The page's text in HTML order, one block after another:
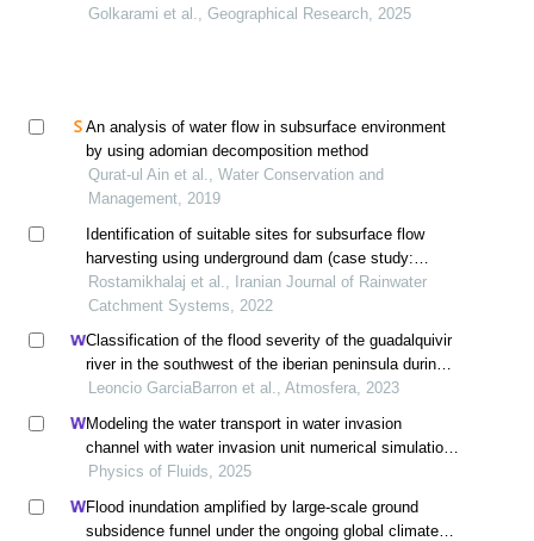
rud basin
Golkarami et al., Geographical Research, 2025
An analysis of water flow in subsurface environment
by using adomian decomposition method
Qurat‐ul Ain et al., Water Conservation and
Management, 2019
Identification of suitable sites for subsurface flow
harvesting using underground dam (case study:
border basins of torbat-e-jam county)
Rostamikhalaj et al., Iranian Journal of Rainwater
Catchment Systems, 2022
Classification of the flood severity of the guadalquivir
river in the southwest of the iberian peninsula during
the 13th to 19th centuries
Leoncio GarciaBarron et al., Atmosfera, 2023
Modeling the water transport in water invasion
channel with water invasion unit numerical simulation
based on intelligent proxies
Physics of Fluids, 2025
Flood inundation amplified by large-scale ground
subsidence funnel under the ongoing global climate